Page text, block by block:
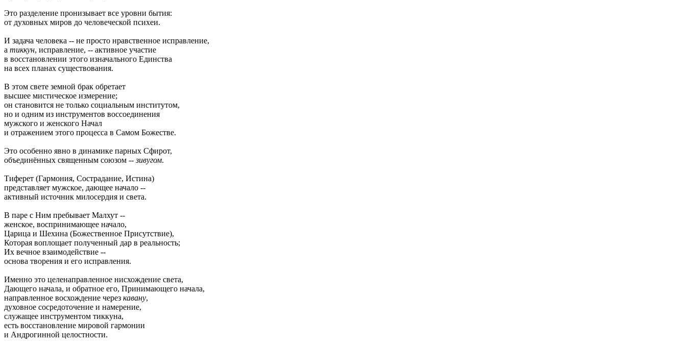
Это разделение пронизывает все уровни бытия:
от духовных миров до человеческой психеи.
И задача человека -- не просто нравственное исправление,
а тиккун, исправление, -- активное участие
в восстановлении этого изначального Единства
на всех планах существования.
В этом свете земной брак обретает
высшее мистическое измерение;
он становится не только социальным институтом,
но и одним из инструментов воссоединения
мужского и женского Начал
и отражением этого процесса в Самом Божестве.
Это особенно явно в динамике парных Сфирот,
объединённых священным союзом --зивугом.
Тиферет (Гармония, Сострадание, Истина)
представляет мужское, дающее начало --
активный источник милосердия и света.
В паре с Ним пребывает Малхут --
женское, воспринимающее начало,
Царица и Шехина (Божественное Присутствие),
Которая воплощает полученный дар в реальность;
Их вечное взаимодействие --
основа творения и его исправления.
Именно это целенаправленное нисхождение света,
Дающего начала, и обратное его, Принимающего начала,
направленное восхождение через кавану,
духовное сосредоточение и намерение,
служащее инструментом тиккуна,
есть восстановление мировой гармонии
и Андрогинной целостности.